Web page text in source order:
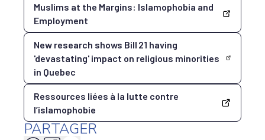
Muslims at the Margins: Islamophobia and
Employment
New research shows Bill 21 having
'devastating' impact on religious minorities
in Quebec
Ressources liées à la lutte contre
l’islamophobie
PARTAGER